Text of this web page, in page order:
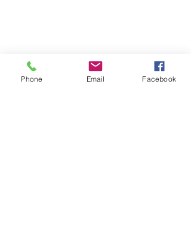
Phone Email Facebook